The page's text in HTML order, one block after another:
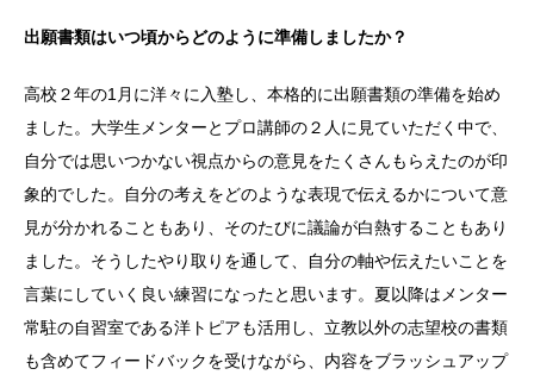
出願書類はいつ頃からどのように準備しましたか？
高校２年の1月に洋々に入塾し、本格的に出願書類の準備を始め
ました。大学生メンターとプロ講師の２人に見ていただく中で、
自分では思いつかない視点からの意見をたくさんもらえたのが印
象的でした。自分の考えをどのような表現で伝えるかについて意
見が分かれることもあり、そのたびに議論が白熱することもあり
ました。そうしたやり取りを通して、自分の軸や伝えたいことを
言葉にしていく良い練習になったと思います。夏以降はメンター
常駐の自習室である洋トピアも活用し、立教以外の志望校の書類
も含めてフィードバックを受けながら、内容をブラッシュアップ